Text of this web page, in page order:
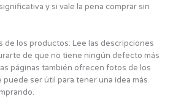
y si vale la pena comprar sin
de los productos: Lee las descripciones
de que no tiene ningún defecto más
páginas también ofrecen fotos de los
ser útil para tener una idea más